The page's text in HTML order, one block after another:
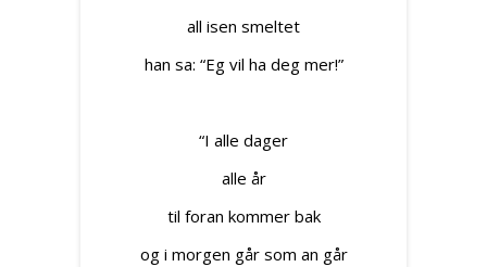
all isen smeltet
han sa: “Eg vil ha deg mer!”
“I alle dager
alle år
til foran kommer bak
og i morgen går som an går